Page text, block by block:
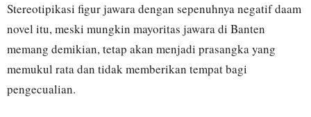
Stereotipikasi figur jawara dengan sepenuhnya negatif daam
novel itu, meski mungkin mayoritas jawara di Banten
memang demikian, tetap akan menjadi prasangka yang
memukul rata dan tidak memberikan tempat bagi
pengecualian.